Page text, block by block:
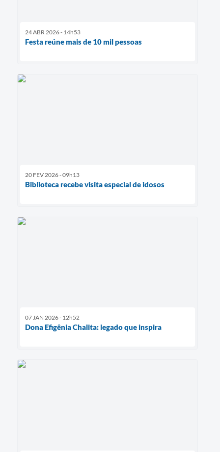
24 ABR 2026 - 14h53
Festa reúne mais de 10 mil pessoas
20 FEV 2026 - 09h13
Biblioteca recebe visita especial de idosos
07 JAN 2026 - 12h52
Dona Efigênia Chalita: legado que inspira